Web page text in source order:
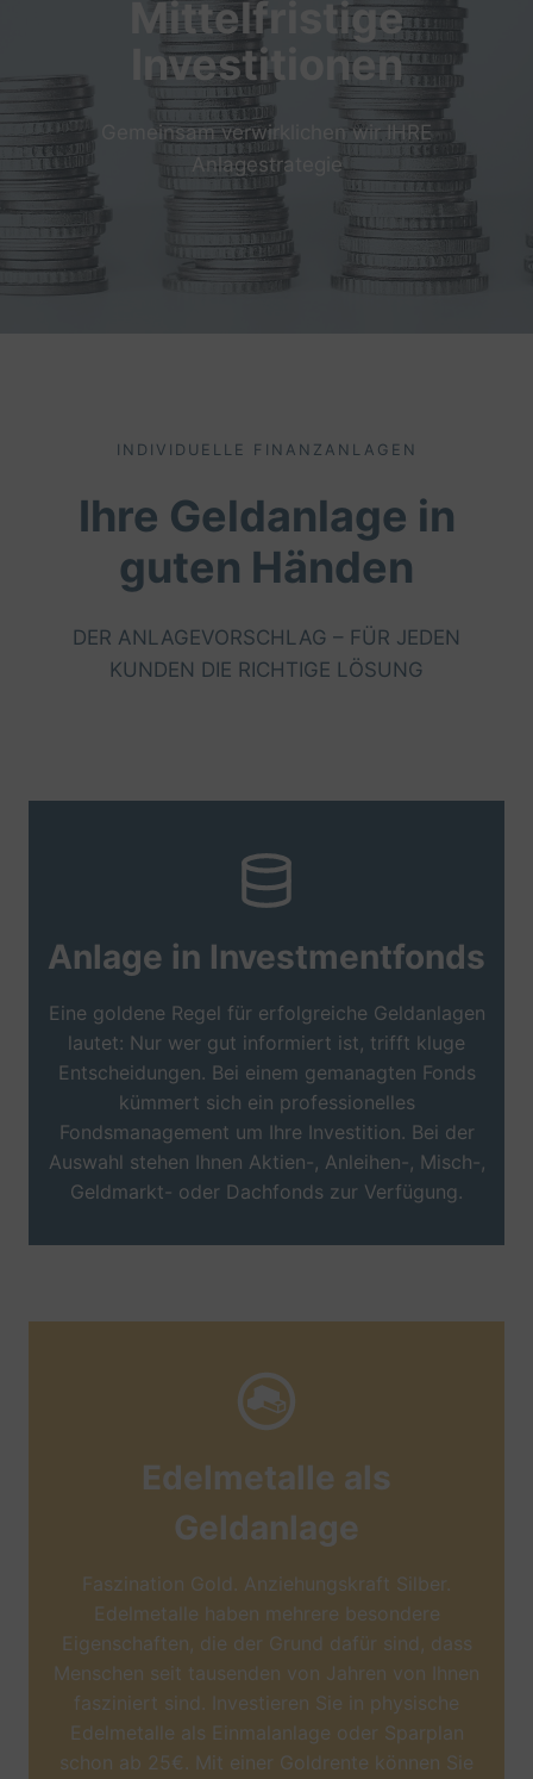
Mittelfristige
Investitionen
Gemeinsam verwirklichen wir IHRE
Anlagestrategie
INDIVIDUELLE FINANZANLAGEN
Ihre Geldanlage in
guten Händen
DER ANLAGEVORSCHLAG – FÜR JEDEN
KUNDEN DIE RICHTIGE LÖSUNG
Anlage in Investmentfonds
Eine goldene Regel für erfolgreiche Geldanlagen
lautet: Nur wer gut informiert ist, trifft kluge
Entscheidungen. Bei einem gemanagten Fonds
kümmert sich ein professionelles
Fondsmanagement um Ihre Investition. Bei der
Auswahl stehen Ihnen Aktien-, Anleihen-, Misch-,
Geldmarkt- oder Dachfonds zur Verfügung.
Edelmetalle als
Geldanlage
Faszination Gold. Anziehungskraft Silber.
Edelmetalle haben mehrere besondere
Eigenschaften, die der Grund dafür sind, dass
Menschen seit tausenden von Jahren von Ihnen
fasziniert sind. Investieren Sie in physische
Edelmetalle als Einmalanlage oder Sparplan
schon ab 25€. Mit einer Goldrente können Sie